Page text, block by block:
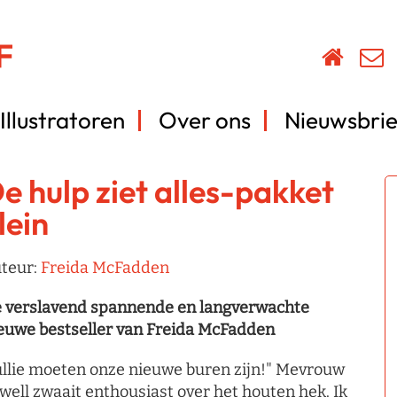
Over ons
hulp ziet alles-pakket
Freida McFadden
verslavend spannende en langverwachte
bestseller van Freida McFadden
moeten onze nieuwe buren zijn!" Mevrouw
zwaait enthousiast over het houten hek. Ik